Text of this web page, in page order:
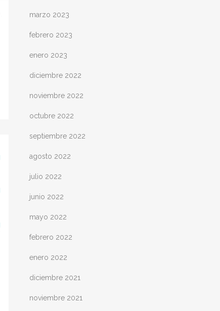
marzo 2023
febrero 2023
enero 2023
diciembre 2022
noviembre 2022
octubre 2022
septiembre 2022
agosto 2022
julio 2022
junio 2022
mayo 2022
febrero 2022
enero 2022
diciembre 2021
noviembre 2021